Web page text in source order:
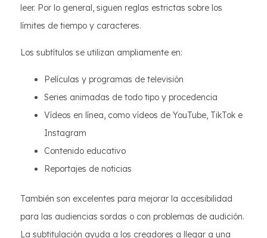
leer. Por lo general, siguen reglas estrictas sobre los
límites de tiempo y caracteres.
Los subtítulos se utilizan ampliamente en:
Películas y programas de televisión
Series animadas de todo tipo y procedencia
Vídeos en línea, como vídeos de YouTube, TikTok e
Instagram
Contenido educativo
Reportajes de noticias
También son excelentes para mejorar la accesibilidad
para las audiencias sordas o con problemas de audición.
La subtitulación ayuda a los creadores a llegar a una